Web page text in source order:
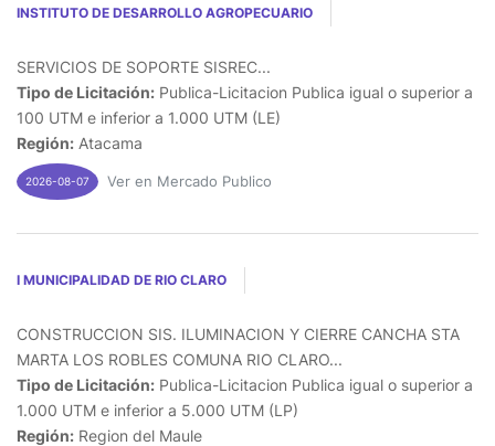
INSTITUTO DE DESARROLLO AGROPECUARIO
SERVICIOS DE SOPORTE SISREC...
Tipo de Licitación: Publica-Licitacion Publica igual o superior a
100 UTM e inferior a 1.000 UTM (LE)
Región: Atacama
2026-08-07 Ver en Mercado Publico
I MUNICIPALIDAD DE RIO CLARO
CONSTRUCCION SIS. ILUMINACION Y CIERRE CANCHA STA
MARTA LOS ROBLES COMUNA RIO CLARO...
Tipo de Licitación: Publica-Licitacion Publica igual o superior a
1.000 UTM e inferior a 5.000 UTM (LP)
Región: Region del Maule